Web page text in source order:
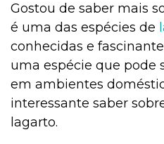
Gostou de saber mais
é uma das espécies de
conhecidas e
uma espécie que pode
em ambientes
interessante saber
lagarto.